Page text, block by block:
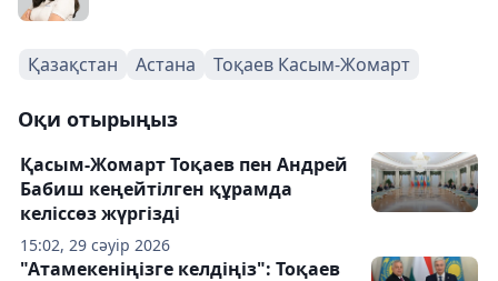
Қазақстан Астана Тоқаев Касым-Жомарт
Оқи отырыңыз
15:02, 29 сәуір 2026
Қасым-Жомарт Тоқаев пен Андрей
Бабиш кеңейтілген құрамда
келіссөз жүргізді
"Атамекеніңізге келдіңіз": Тоқаев